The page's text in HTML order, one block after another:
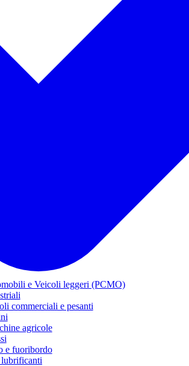
e Veicoli leggeri (PCMO)
commerciali e pesanti
agricole
e fuoribordo